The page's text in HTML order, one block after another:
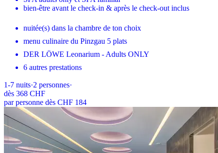
bien-être avant le check-in & après le check-out inclus
nuitée(s) dans la chambre de ton choix
menu culinaire du Pinzgau 5 plats
DER LÖWE Leonarium - Adults ONLY
6 autres prestations
1-7 nuits·2 personnes·
dès 368 CHF
par personne dès CHF 184